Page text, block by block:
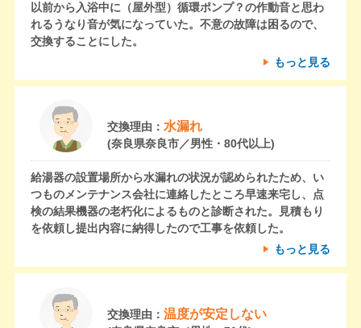
以前から入浴中に（屋外型）循環ポンプ？の作動音と思わ
れるうなり音が気になっていた。不意の故障は困るので、
交換することにした。
もっと見る
交換理由： 水漏れ
(奈良県奈良市／男性・80代以上)
給湯器の設置場所から水漏れの状況が認められたため、い
つものメンテナンス会社に連絡したところ早速来宅し、点
検の結果機器の老朽化によるものと診断された。見積もり
を依頼し提出内容に納得したので工事を依頼した。
もっと見る
交換理由： 温度が安定しない